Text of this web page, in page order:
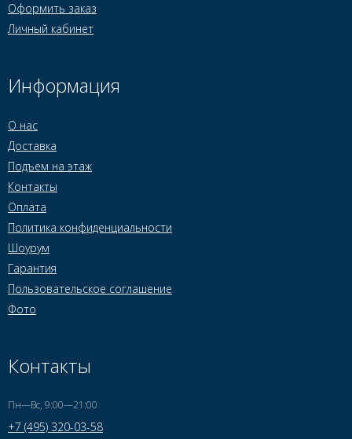
Оформить заказ
Личный кабинет
Информация
О нас
Доставка
Подъем на этаж
Контакты
Оплата
Политика конфиденциальности
Шоурум
Гарантия
Пользовательское соглашение
Фото
Контакты
Пн—Вс, 9:00—21:00
+7 (495) 320-03-58